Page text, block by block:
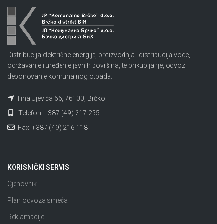
Distribucija električne energije, proizvodnja i distribucija vode,
održavanje i uređenje javnih površina, te prikupljanje, odvoz i
deponovanje komunalnog otpada.
Tina Ujevića 66, 76100, Brčko
Telefon: +387 (49) 217 255
Fax: +387 (49) 216 118
KORISNIČKI SERVIS
Cjenovnik
Plan odvoza smeća
Reklamacije